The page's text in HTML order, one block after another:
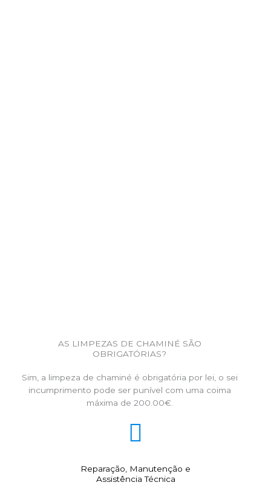
AS LIMPEZAS DE CHAMINÉ SÃO
OBRIGATÓRIAS?
Sim, a limpeza de chaminé é obrigatória por lei, o sei
incumprimento pode ser punível com uma coima
máxima de 200.00€.
Reparação, Manutenção e
Assistência Técnica